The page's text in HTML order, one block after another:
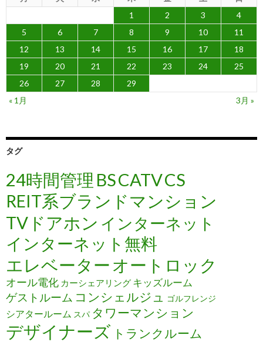
1
2 3
4
5
6 7 8 9 10
11
12
13 14 15 16 17
18
19
20 21 22 23 24
25
26
27 28
29
« 1月
3月 »
タグ
24時間管理 BSCATVCS
REIT系ブランドマンション
TVドアホン インターネット
インターネット無料
エレベーター オートロック
オール電化 カーシェアリング キッズルーム
ゲストルーム コンシェルジュ ゴルフレンジ
シアタールーム スパ タワーマンション
デザイナーズ トランクルーム